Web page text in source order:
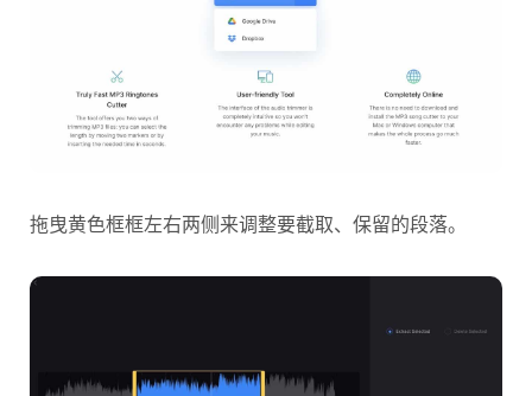
拖曳黄色框框左右两侧来调整要截取、保留的段落。